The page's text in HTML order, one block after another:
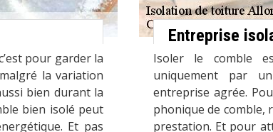
pour garder la
la variation
bien durant la
bien isolé peut
Et pas
Entreprise
Isoler le comble
uniquement par
entreprise agrée.
phonique de comble,
prestation. Et pour